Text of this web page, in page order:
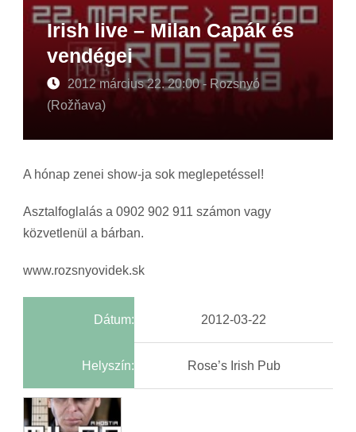
Irish live – Milan Capák és
vendégei
2012 március 22. 20:00 - Rozsnyó
(Rožňava)
A hónap zenei show-ja sok meglepetéssel!
Asztalfoglalás a 0902 902 911 számon vagy
közvetlenül a bárban.
www.rozsnyovidek.sk
Dátum: 2012-03-22
Helyszín: Rose’s Irish Pub